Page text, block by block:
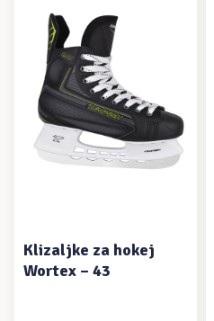
PROČITAJ VIŠE
Klizaljke za hokej
Wortex – 43